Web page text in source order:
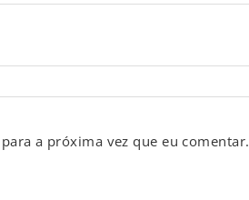
a próxima vez que eu comentar.